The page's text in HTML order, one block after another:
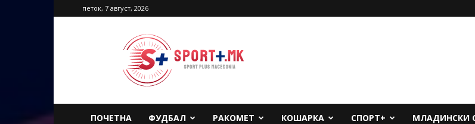
петок, 7 август, 2026
Sport
Plus
Macedonia
ПОЧЕТНА ФУДБАЛ РАКОМЕТ КОШАРКА СПОРТ+ МЛАДИНСКИ